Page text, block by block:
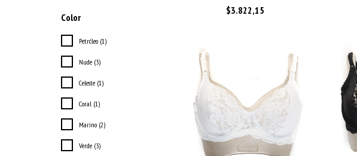
Color
Petróleo (1)
Nude (3)
Celeste (1)
Coral (1)
Marino (2)
Verde (3)
$3.822,15